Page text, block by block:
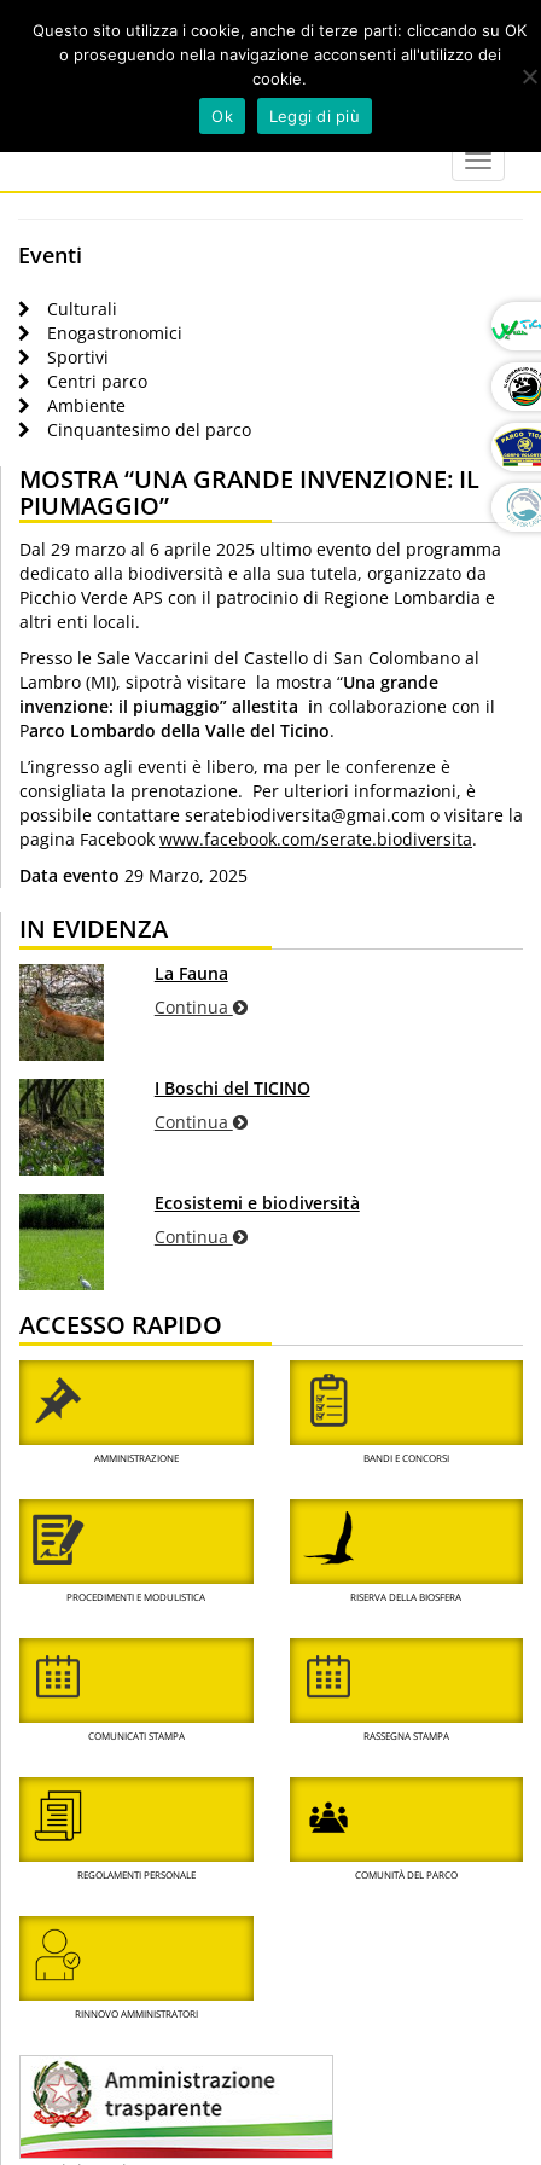
marker
calendar
Toggle
Eventi
Culturali
Enogastronomici
Sportivi
Centri parco
Ambiente
Cinquantesimo del parco
MOSTRA “UNA GRANDE INVENZIONE: IL
PIUMAGGIO”
Dal 29 marzo al 6 aprile 2025 ultimo evento del programma
dedicato alla biodiversità e alla sua tutela, organizzato da
Picchio Verde APS con il patrocinio di Regione Lombardia e
altri enti locali.
Presso le Sale Vaccarini del Castello di San Colombano al
Lambro (MI), sipotrà visitare la mostra “Una grande
invenzione: il piumaggio” allestita in collaborazione con il
Parco Lombardo della Valle del Ticino.
L’ingresso agli eventi è libero, ma per le conferenze è
consigliata la prenotazione. ​ Per ulteriori informazioni, è
possibile contattare seratebiodiversita@gmai.com o visitare la
pagina Facebook www.facebook.com/serate.biodiversita. ​
Data evento 29 Marzo, 2025
IN EVIDENZA
La Fauna
Continua
I Boschi del TICINO
Continua
Ecosistemi e biodiversità
Continua
ACCESSO RAPIDO
AMMINISTRAZIONE BANDI E CONCORSI
PROCEDIMENTI E MODULISTICA RISERVA DELLA BIOSFERA
COMUNICATI STAMPA RASSEGNA STAMPA
REGOLAMENTI PERSONALE COMUNITÀ DEL PARCO
RINNOVO AMMINISTRATORI
Questo sito utilizza i cookie, anche di terze parti: cliccando su OK
o proseguendo nella navigazione acconsenti all'utilizzo dei
cookie.
Ok
Leggi di più